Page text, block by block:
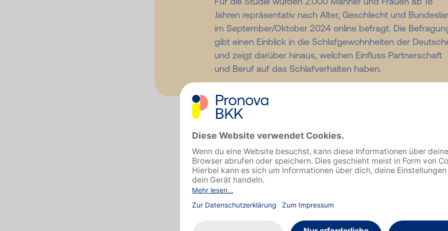
Jahren repräsentativ nach Alter, Geschlecht und
im September/Oktober 2024 online befragt. Die
gibt einen Einblick in die Schlafgewohnheiten der
und zeigt darüber hinaus, welchen Einfluss Partnerschaft
und Beruf auf das Schlafverhalten haben.
Erholsamer Schlaf: Wie
man nachts zur Ruhe
kommt und morgens